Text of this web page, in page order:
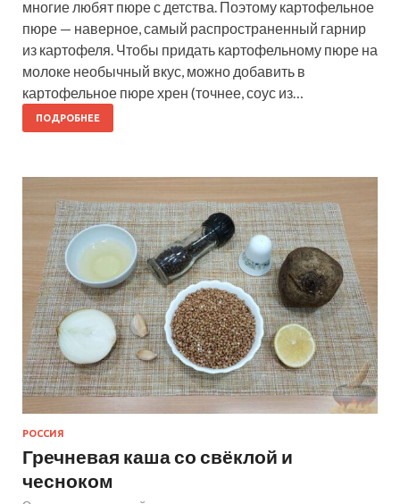
многие любят пюре с детства. Поэтому картофельное
пюре — наверное, самый распространенный гарнир
из картофеля. Чтобы придать картофельному пюре на
молоке необычный вкус, можно добавить в
картофельное пюре хрен (точнее, соус из…
ПОДРОБНЕЕ
РОССИЯ
Гречневая каша со свёклой и
чесноком